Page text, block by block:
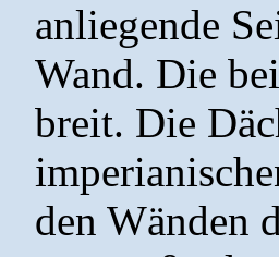
anliegende
Wand. Die
breit. Die
den Wänden